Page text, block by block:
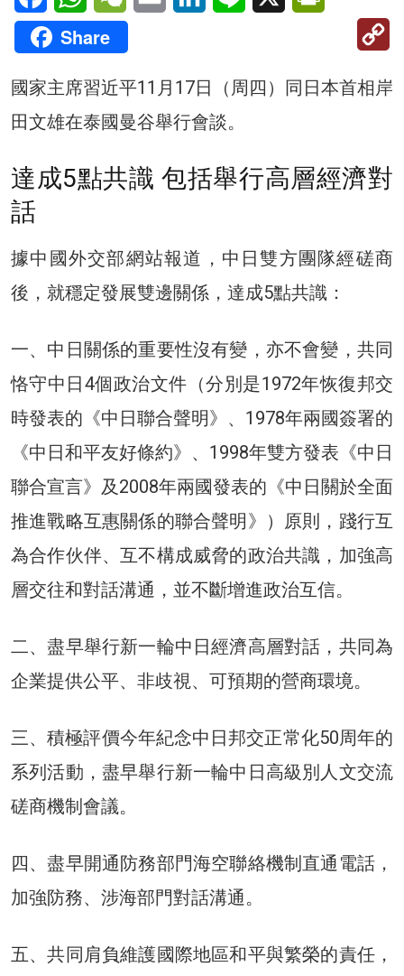
Share
國家主席習近平11月17日（周四）同日本首相岸
田文雄在泰國曼谷舉行會談。
達成5點共識 包括舉行高層經濟對
話
據中國外交部網站報道，中日雙方團隊經磋商
後，就穩定發展雙邊關係，達成5點共識：
一、中日關係的重要性沒有變，亦不會變，共同
恪守中日4個政治文件（分別是1972年恢復邦交
時發表的《中日聯合聲明》、1978年兩國簽署的
《中日和平友好條約》、1998年雙方發表《中日
聯合宣言》及2008年兩國發表的《中日關於全面
推進戰略互惠關係的聯合聲明》）原則，踐行互
為合作伙伴、互不構成威脅的政治共識，加強高
層交往和對話溝通，並不斷增進政治互信。
二、盡早舉行新一輪中日經濟高層對話，共同為
企業提供公平、非歧視、可預期的營商環境。
三、積極評價今年紀念中日邦交正常化50周年的
系列活動，盡早舉行新一輪中日高級別人文交流
磋商機制會議。
四、盡早開通防務部門海空聯絡機制直通電話，
加強防務、涉海部門對話溝通。
五、共同肩負維護國際地區和平與繁榮的責任，